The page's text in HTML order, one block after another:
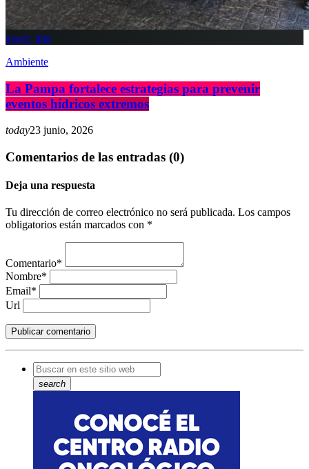
insert_link
Ambiente
La Pampa fortalece estrategias para prevenir
eventos hídricos extremos
today23 junio, 2026
Comentarios de las entradas (0)
Deja una respuesta
Tu dirección de correo electrónico no será publicada. Los campos
obligatorios están marcados con *
Comentario*
Nombre*
Email*
Url
search